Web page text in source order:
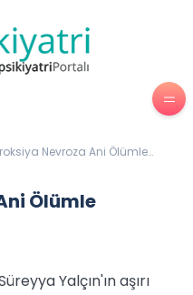
Nevroza Ani Ölümle
Ölümle
Yalçın'ın aşırı